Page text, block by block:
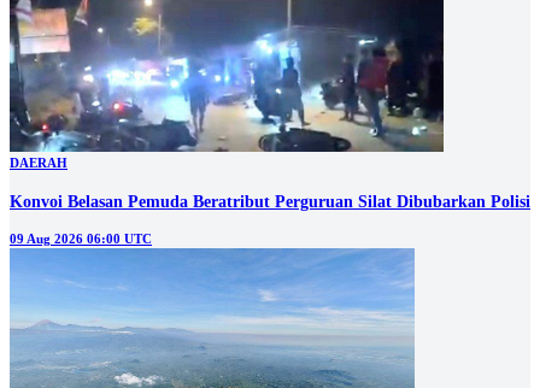
DAERAH
Konvoi Belasan Pemuda Beratribut Perguruan Silat Dibubarkan Polisi
09 Aug 2026 06:00 UTC